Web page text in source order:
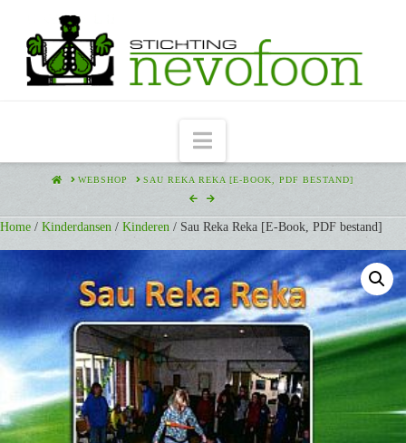
Navigation
HOMEWEBSHOP SAU REKA REKA [E-BOOK, PDF BESTAND]
Home / Kinderdansen / Kinderen / Sau Reka Reka [E-Book, PDF bestand]